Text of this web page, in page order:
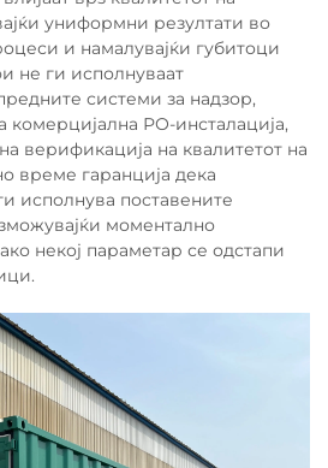
униформни резултати во
и намалувајќи губитоци
не ги исполнуваат
системи за надзор,
комерцијална РО-инсталација,
верификација на квалитетот на
време гаранција дека
исполнува поставените
моментално
некој параметар се одстапи